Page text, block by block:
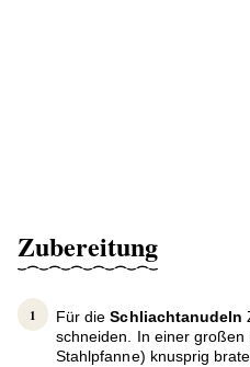
Zubereitung
Für dieSchliachtanudeln
schneiden. In einer großen
Stahlpfanne) knusprig